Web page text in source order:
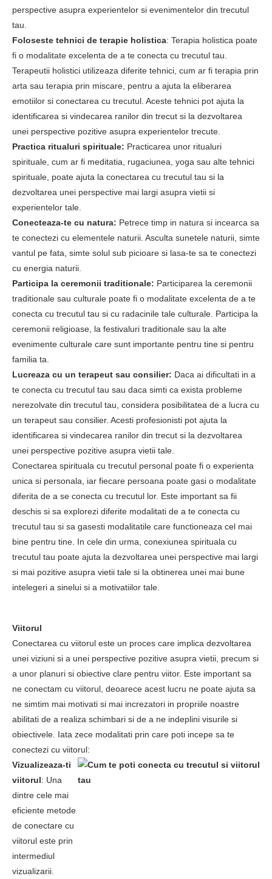
perspective asupra experientelor si evenimentelor din trecutul
tau.
Foloseste tehnici de terapie holistica: Terapia holistica poate
fi o modalitate excelenta de a te conecta cu trecutul tau.
Terapeutii holistici utilizeaza diferite tehnici, cum ar fi terapia prin
arta sau terapia prin miscare, pentru a ajuta la eliberarea
emotiilor si conectarea cu trecutul. Aceste tehnici pot ajuta la
identificarea si vindecarea ranilor din trecut si la dezvoltarea
unei perspective pozitive asupra experientelor trecute.
Practica ritualuri spirituale: Practicarea unor ritualuri
spirituale, cum ar fi meditatia, rugaciunea, yoga sau alte tehnici
spirituale, poate ajuta la conectarea cu trecutul tau si la
dezvoltarea unei perspective mai largi asupra vietii si
experientelor tale.
Conecteaza-te cu natura: Petrece timp in natura si incearca sa
te conectezi cu elementele naturii. Asculta sunetele naturii, simte
vantul pe fata, simte solul sub picioare si lasa-te sa te conectezi
cu energia naturii.
Participa la ceremonii traditionale: Participarea la ceremonii
traditionale sau culturale poate fi o modalitate excelenta de a te
conecta cu trecutul tau si cu radacinile tale culturale. Participa la
ceremonii religioase, la festivaluri traditionale sau la alte
evenimente culturale care sunt importante pentru tine si pentru
familia ta.
Lucreaza cu un terapeut sau consilier: Daca ai dificultati in a
te conecta cu trecutul tau sau daca simti ca exista probleme
nerezolvate din trecutul tau, considera posibilitatea de a lucra cu
un terapeut sau consilier. Acesti profesionisti pot ajuta la
identificarea si vindecarea ranilor din trecut si la dezvoltarea
unei perspective pozitive asupra vietii tale.
Conectarea spirituala cu trecutul personal poate fi o experienta
unica si personala, iar fiecare persoana poate gasi o modalitate
diferita de a se conecta cu trecutul lor. Este important sa fii
deschis si sa explorezi diferite modalitati de a te conecta cu
trecutul tau si sa gasesti modalitatile care functioneaza cel mai
bine pentru tine. In cele din urma, conexiunea spirituala cu
trecutul tau poate ajuta la dezvoltarea unei perspective mai largi
si mai pozitive asupra vietii tale si la obtinerea unei mai bune
intelegeri a sinelui si a motivatiilor tale.
Viitorul
Conectarea cu viitorul este un proces care implica dezvoltarea
unei viziuni si a unei perspective pozitive asupra vietii, precum si
a unor planuri si obiective clare pentru viitor. Este important sa
ne conectam cu viitorul, deoarece acest lucru ne poate ajuta sa
ne simtim mai motivati si mai increzatori in propriile noastre
abilitati de a realiza schimbari si de a ne indeplini visurile si
obiectivele. Iata zece modalitati prin care poti incepe sa te
conectezi cu viitorul:
Vizualizeaza-ti
viitorul: Una
dintre cele mai
eficiente metode
de conectare cu
viitorul este prin
intermediul
vizualizarii.